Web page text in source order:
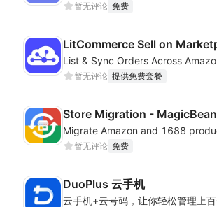
暂无评论 免费
暂无评论 提供免费套餐
Store Migration - MagicBean
暂无评论 免费
DuoPlus 云手机